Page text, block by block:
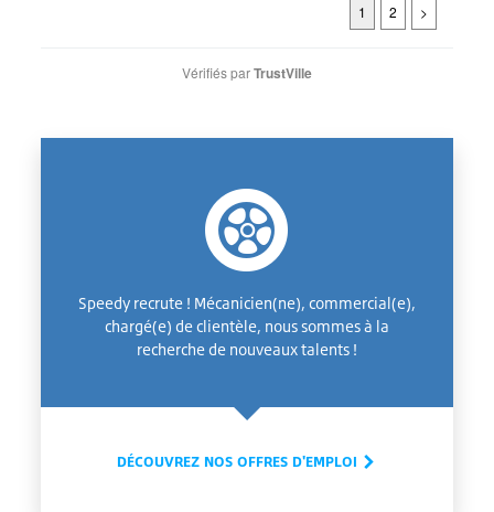
1 2 >
Vérifiés parTrustVille
Speedy recrute ! Mécanicien(ne), commercial(e),
chargé(e) de clientèle, nous sommes à la
recherche de nouveaux talents !
DÉCOUVREZ NOS OFFRES D'EMPLOI